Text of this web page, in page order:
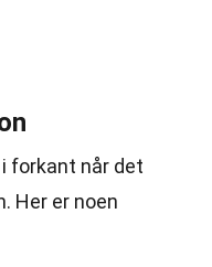
forkant når det
Her er noen